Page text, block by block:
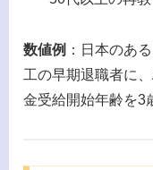
数値例 ：日本のあ
工の早期退職者に
金受給開始年齢を3